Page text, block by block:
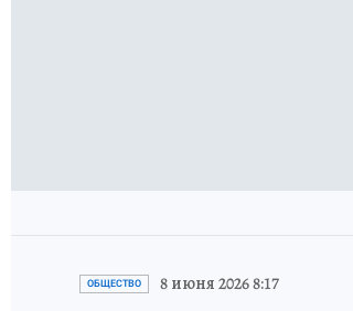
ОБЩЕСТВО 8 июня 2026 8:17